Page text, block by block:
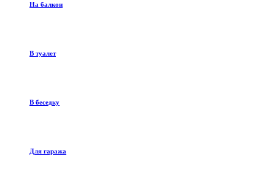
На балкон
В туалет
В беседку
Для гаража